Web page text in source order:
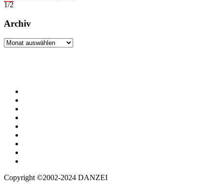
1/2
Archiv
Archiv
Copyright ©2002-2024 DANZEI